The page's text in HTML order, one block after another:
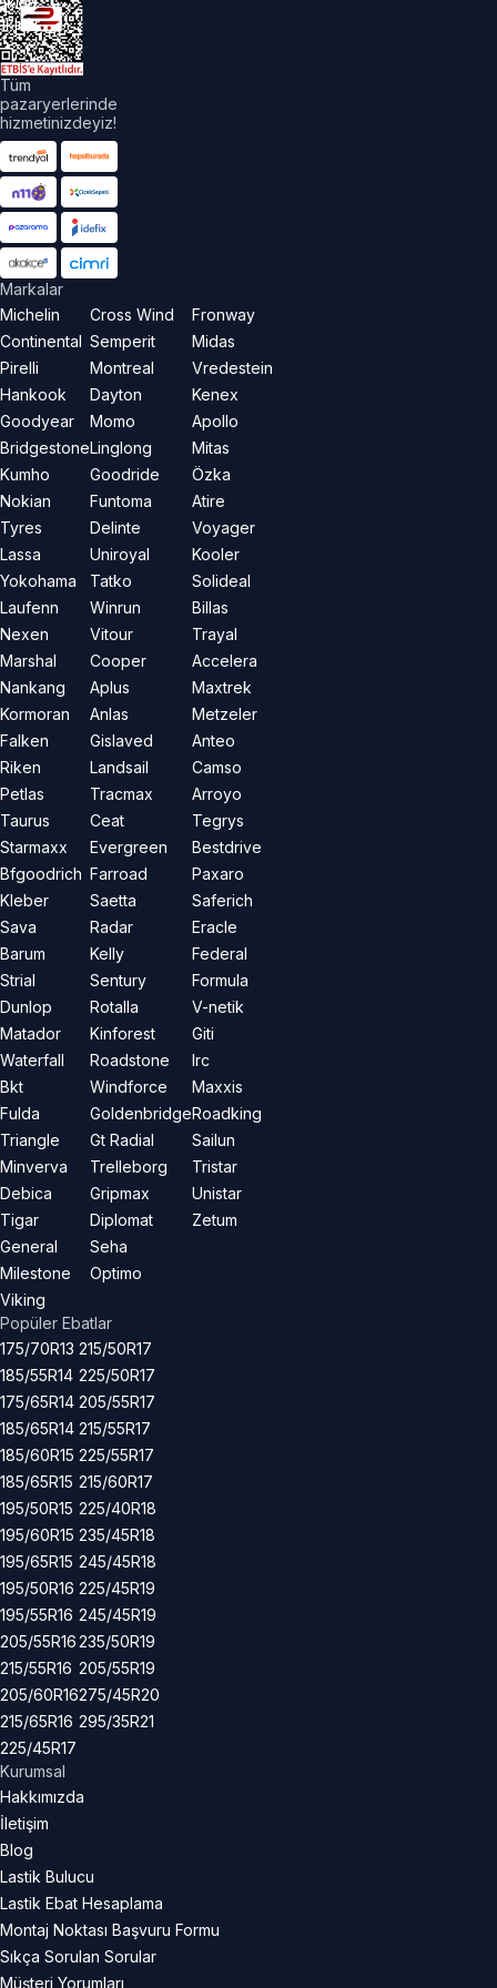
Tüm
pazaryerlerinde
hizmetinizdeyiz!
Markalar
Michelin
Continental
Pirelli
Hankook
Goodyear
Bridgestone
Kumho
Nokian
Tyres
Lassa
Yokohama
Laufenn
Nexen
Marshal
Nankang
Kormoran
Falken
Riken
Petlas
Taurus
Starmaxx
Bfgoodrich
Kleber
Sava
Barum
Strial
Dunlop
Matador
Waterfall
Bkt
Fulda
Triangle
Minverva
Debica
Tigar
General
Milestone
Viking
Cross Wind
Semperit
Montreal
Dayton
Momo
Linglong
Goodride
Funtoma
Delinte
Uniroyal
Tatko
Winrun
Vitour
Cooper
Aplus
Anlas
Gislaved
Landsail
Tracmax
Ceat
Evergreen
Farroad
Saetta
Radar
Kelly
Sentury
Rotalla
Kinforest
Roadstone
Windforce
Goldenbridge
Gt Radial
Trelleborg
Gripmax
Diplomat
Seha
Optimo
Fronway
Midas
Vredestein
Kenex
Apollo
Mitas
Özka
Atire
Voyager
Kooler
Solideal
Billas
Trayal
Accelera
Maxtrek
Metzeler
Anteo
Camso
Arroyo
Tegrys
Bestdrive
Paxaro
Saferich
Eracle
Federal
Formula
V-netik
Giti
Irc
Maxxis
Roadking
Sailun
Tristar
Unistar
Zetum
Popüler Ebatlar
175/70R13
185/55R14
175/65R14
185/65R14
185/60R15
185/65R15
195/50R15
195/60R15
195/65R15
195/50R16
195/55R16
205/55R16
215/55R16
205/60R16
215/65R16
225/45R17
215/50R17
225/50R17
205/55R17
215/55R17
225/55R17
215/60R17
225/40R18
235/45R18
245/45R18
225/45R19
245/45R19
235/50R19
205/55R19
275/45R20
295/35R21
Kurumsal
Hakkımızda
İletişim
Blog
Lastik Bulucu
Lastik Ebat Hesaplama
Montaj Noktası Başvuru Formu
Sıkça Sorulan Sorular
Müşteri Yorumları